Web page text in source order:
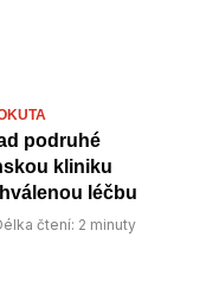
podruhé
kliniku
léčbu
čtení: 2 minuty